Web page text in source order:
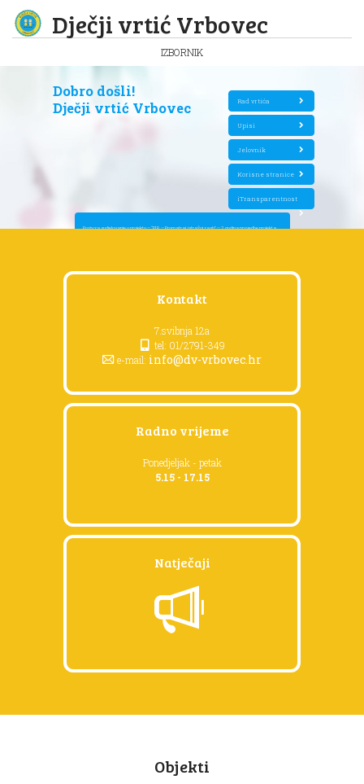
Dječji vrtić Vrbovec
IZBORNIK
Poziv za sudjelovanje u projektu – “P.I.R. – Promatraj, istražuj, rasti” – 2. godina provedbe projekta
Dobro došli!
Dječji vrtić Vrbovec
Rad vrtića
Upisi
Jelovnik
Korisne stranice
iTransparentnost
Kontakt
7.svibnja 12a
tel: 01/2791-349
e-mail: info@dv-vrbovec.hr
Radno vrijeme
Ponedjeljak - petak
5.15 - 17.15
Natječaji
Objekti